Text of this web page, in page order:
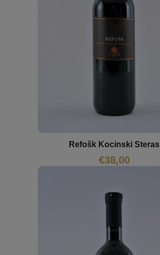
Refošk Kocinski Steras
€38,00